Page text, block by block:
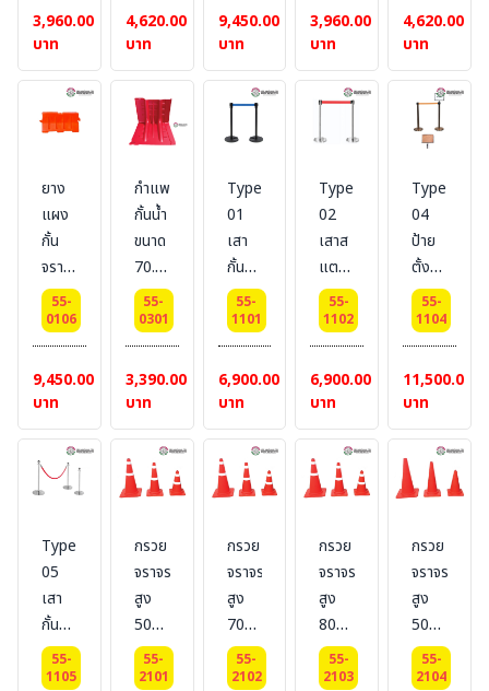
01
(W50xH80xL100)
3,960.00
บาท
1.5
(W45xH55xL150)
4,620.00
บาท
(W50xH100xL200)
9,450.00
บาท
SQ-1
(W50xH80xL100)
3,960.00
บาท
SQ-
1.5
4,620.00
บาท
ยาง
แผง
กั้น
จราจร
แบบ
ไม่ใส่
น้ำ
SQ-2
(W50xH100xL200)
55-
0106
9,450.00
บาท
กำแพง
กั้นน้ำ
ขนาด
70.5
x 68
x
52.8
cm.
55-
0301
3,390.00
บาท
Type
01
เสา
กั้น
ทาง
เดิน
ชนิด
สาย
ดึง
อัตโนมัติ
เพ็ก
55-
1101
6,900.00
บาท
Type
02
เสาส
แตน
เลส
พร้อม
เชือก
สี
แดง
55-
1102
6,900.00
บาท
Type
04
ป้าย
ตั้งหัว
เสา
24 x
32
ซม.
55-
1104
11,500.00
บาท
Type
05
เสา
กั้น
ทาง
เดินส
55-
1105
กรวย
จราจร
สูง
50
ซม.
คาด
55-
2101
กรวย
จราจร
สูง
70
ซม.
คาด
55-
2102
กรวย
จราจร
สูง
80
ซม.
คาด
55-
2103
กรวย
จราจร
สูง
50
ซม.
ไม่
55-
2104